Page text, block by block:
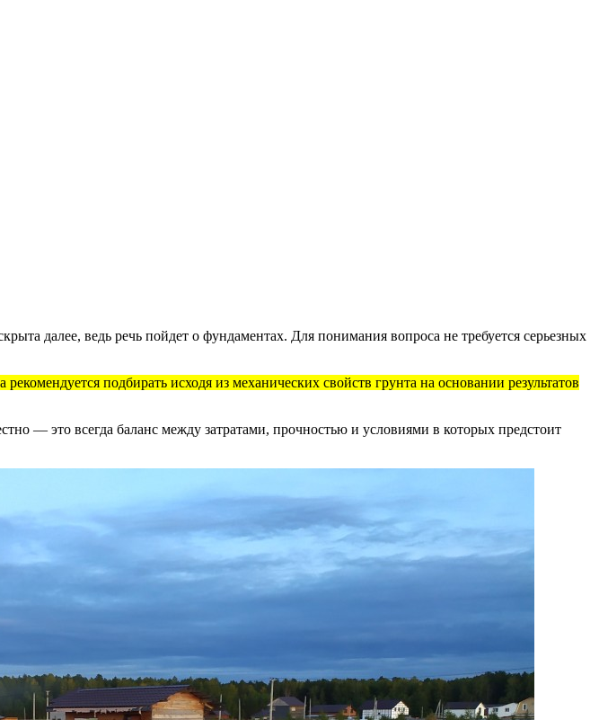
далее, ведь речь пойдет о фундаментах. Для понимания вопроса не требуется серьезных
подбирать исходя из механических свойств грунта на основании результатов
— это всегда баланс между затратами, прочностью и условиями в которых предстоит